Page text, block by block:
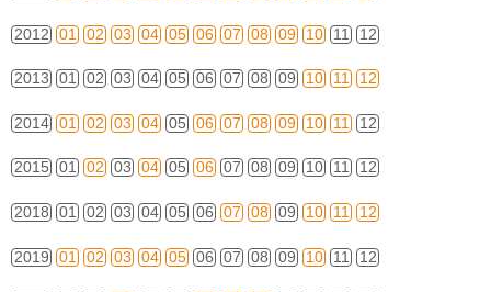
2012 01 02 03 04 05 06 07 08 09 10 11 12
2013 01 02 03 04 05 06 07 08 09 10 11 12
2014 01 02 03 04 05 06 07 08 09 10 11 12
2015 01 02 03 04 05 06 07 08 09 10 11 12
2018 01 02 03 04 05 06 07 08 09 10 11 12
2019 01 02 03 04 05 06 07 08 09 10 11 12